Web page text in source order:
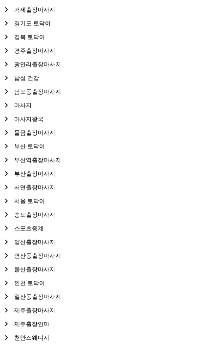
거제출장마사지
경기도 토닥이
경북 토닥이
경주출장마사지
광안리출장마사지
남성 건강
남포동출장마사지
마사지
마사지왕국
물금출장마사지
부산 토닥이
부산역출장마사지
부산출장마사지
서면출장마사지
서울 토닥이
송도출장마사지
스포츠중계
양산출장마사지
연산동출장마사지
울산출장마사지
인천 토닥이
일산동출장마사지
제주출장마사지
제주출장안마
천안스웨디시